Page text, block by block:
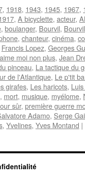
, 1918, 1943, 1945, 1967,
, A bicyclette, acteur,
, boulanger, Bourvil,
, chanteur, cinéma,
Francis Lopez, Georges
moi non plus, Jean
pinceau, La tactique du
de l'Atlantique, Le p'tit
girafes, Les haricots,
, mort, musique, myélome,
sûr, première guerre
Adamo, Serge
, Yvelines, Yves Montand |